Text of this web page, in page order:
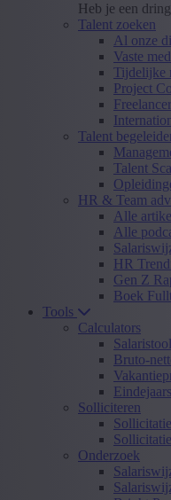
Heb je een
Talent zoeken
Al onze
Vaste
Tijdelijke
Project
Talent
Talent
HR & Team
Alle
Alle
HR
Gen Z
Boek
Tools
Calculators
Salaristool
Bruto-
Solliciteren
Onderzoek